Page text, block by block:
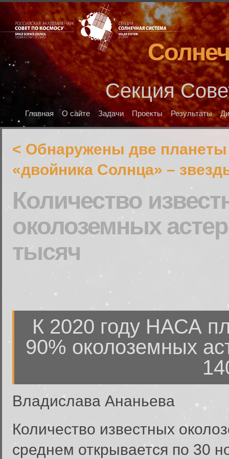
Секция
Главная О сайте Задачи Проекты Результаты
< Обнаружены две планеты
«двойника Солнца» –
Количество
околоземных
тысяч
К 2020 году НАСА
90% околоземных
Владислава Ананьева
Количество известных
среднем открывается по 30